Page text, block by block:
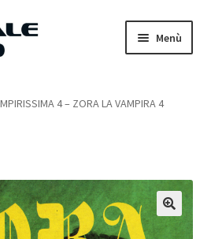
Menù
4 – ZORA LA VAMPIRA 4